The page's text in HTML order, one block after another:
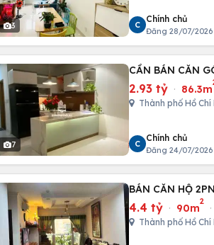
3 C
Chính chủ
Đăng 28/07/2026
7
CẦN BÁN CĂN
2.93 tỷ · 86.3m
Thành phố Hồ Chí
C
Chính chủ
Đăng 24/07/2026
BÁN CĂN HỘ
4.4 tỷ · 90m
2
·
Thành phố Hồ Chí